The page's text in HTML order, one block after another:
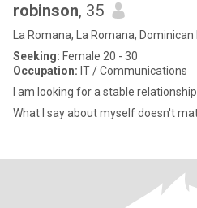
robinson, 35
La Romana, La Romana,
Seeking: Female 20 - 30
Occupation: IT / Communications
I am looking for a stable
What I say about myself doesn't